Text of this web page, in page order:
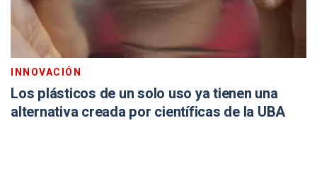
INNOVACIÓN
Los plásticos de un solo uso ya tienen una
alternativa creada por científicas de la UBA